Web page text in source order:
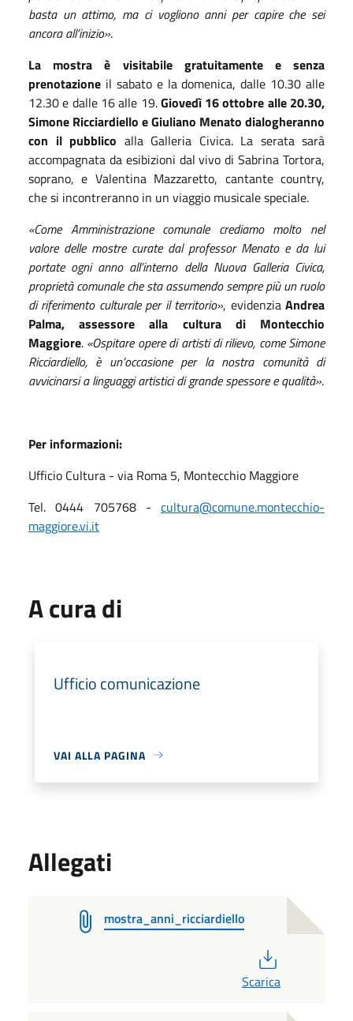
basta un attimo, ma ci vogliono anni per capire che sei
ancora all’inizio».
La mostra è visitabile gratuitamente e senza
prenotazione il sabato e la domenica, dalle 10.30 alle
12.30 e dalle 16 alle 19.Giovedì 16 ottobre alle 20.30,
Simone Ricciardiello e Giuliano Menato dialogheranno
con il pubblico alla Galleria Civica. La serata sarà
accompagnata da esibizioni dal vivo di Sabrina Tortora,
soprano, e Valentina Mazzaretto, cantante country,
che si incontreranno in un viaggio musicale speciale.
«Come Amministrazione comunale crediamo molto nel
valore delle mostre curate dal professor Menato e da lui
portate ogni anno all’interno della Nuova Galleria Civica,
proprietà comunale che sta assumendo sempre più un ruolo
di riferimento culturale per il territorio», evidenziaAndrea
Palma, assessore alla cultura di Montecchio
Maggiore. «Ospitare opere di artisti di rilievo, come Simone
Ricciardiello, è un’occasione per la nostra comunità di
avvicinarsi a linguaggi artistici di grande spessore e qualità».
Per informazioni:
Ufficio Cultura - via Roma 5, Montecchio Maggiore
Tel. 0444 705768 - cultura@comune.montecchio-
maggiore.vi.it
A cura di
Ufficio comunicazione
VAI ALLA PAGINA
Allegati
mostra_anni_ricciardiello
Scarica